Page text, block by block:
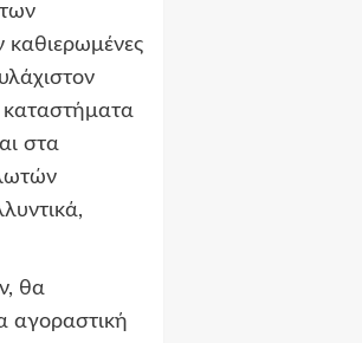
καθιερωμένες
καταστήματα
στα
θα
αγοραστική